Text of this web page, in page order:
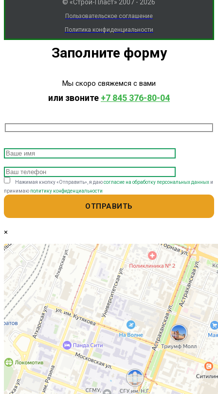
© «Строй-Пласт» 2007 - 2026
Пользовательское соглашение
Политика конфиденциальности
Заполните форму
Мы скоро свяжемся с вами
или звоните +7 845 376-80-04
Нажимая кнопку «Отправить», я даюсогласие на обработку персональных данных и
принимаю политику конфиденциальности
×